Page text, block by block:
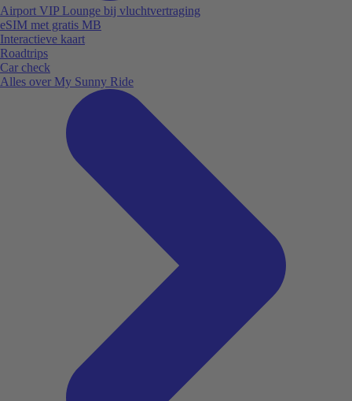
Airport VIP Lounge bij vluchtvertraging
eSIM met gratis MB
Interactieve kaart
Roadtrips
Car check
Alles over My Sunny Ride